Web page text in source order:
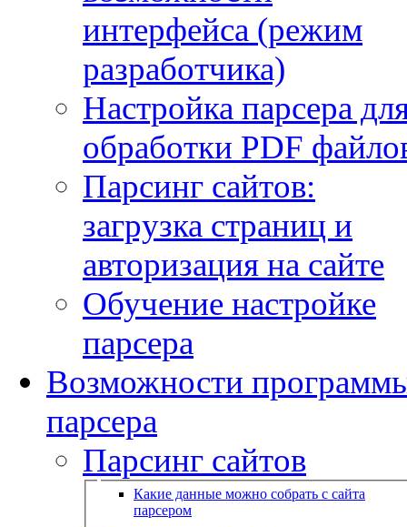
интерфейса (режим
разработчика)
Настройка парсера
обработки PDF
Парсинг сайтов:
загрузка страниц и
авторизация на сайте
Обучение настройке
парсера
Возможности
парсера
Парсинг сайтов
Какие данные можно собрать с сайта
парсером